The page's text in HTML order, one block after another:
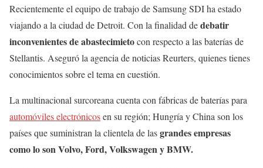
Recientemente el equipo de trabajo de Samsung SDI ha estado
viajando a la ciudad de Detroit. Con la finalidad dedebatir
inconvenientes de abastecimietocon respecto a las baterías de
Stellantis. Aseguró la agencia de noticias Reurters, quienes tienes
conocimientos sobre el tema en cuestión.
La multinacional surcoreana cuenta con fábricas de baterías para
automóviles electrónicosen su región; Hungría y China son los
países que suministran la clientela de lasgrandes empresas
como lo son Volvo, Ford, Volkswagen y BMW.